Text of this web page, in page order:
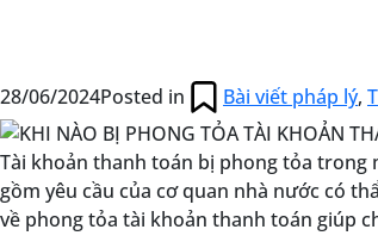
28/06/2024Posted in Bài viết pháp lý,
Tài khoản thanh toán bị phong tỏa trong
gồm yêu cầu của cơ quan nhà nước có
về phong tỏa tài khoản thanh toán giúp